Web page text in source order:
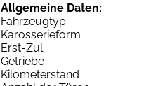
Allgemeine Daten:
Fahrzeugtyp
Karosserieform
Erst-Zul.
Getriebe
Kilometerstand